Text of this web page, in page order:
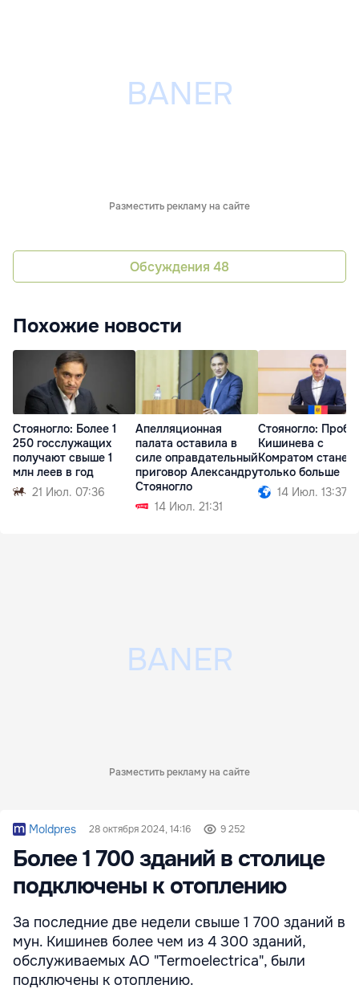
Разместить рекламу на сайте
Обсуждения 48
Похожие новости
Стояногло: Более 1
250 госслужащих
получают свыше 1
млн леев в год
21 Июл. 07:36
Апелляционная
палата оставила в
силе оправдательный
приговор Александру
Стояногло
14 Июл. 21:31
Стояногло:
Кишинева с
Комратом станет
только больше
14 Июл. 13:37
Разместить рекламу на сайте
Moldpres 28 октября 2024, 14:16 9 252
Более 1 700 зданий в столице
подключены к отоплению
За последние две недели свыше 1 700 зданий в
мун. Кишинев более чем из 4 300 зданий,
обслуживаемых АО "Termoelectrica", были
подключены к отоплению.